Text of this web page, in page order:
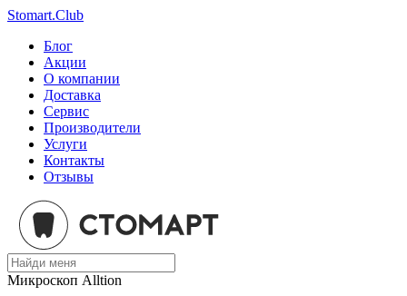
Stomart.Club
Блог
Акции
О компании
Доставка
Сервис
Производители
Услуги
Контакты
Отзывы
Микроскоп Alltion